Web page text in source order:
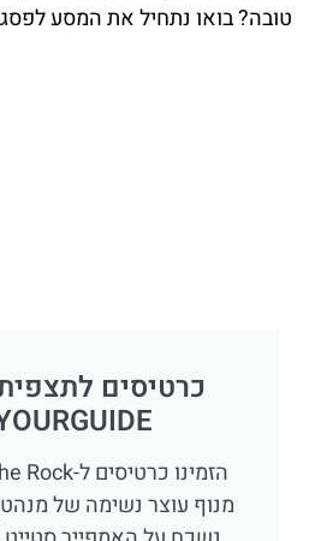
טובה? בואו נתחיל את המסע
כרטיסים
מנוף עוצר נשימה של